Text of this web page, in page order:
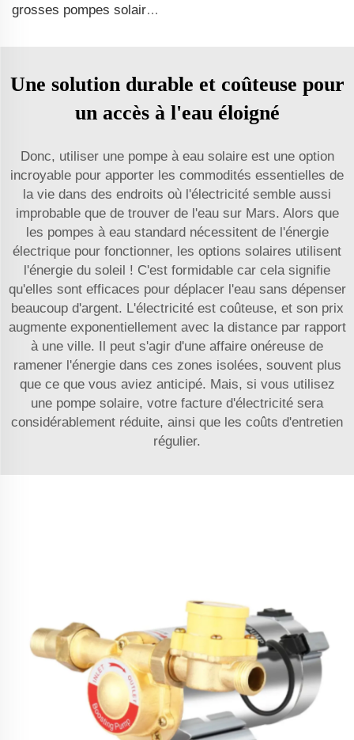
grosses pompes solaires pour puits d'eau
Une solution durable et coûteuse pour
un accès à l'eau éloigné
Donc, utiliser une pompe à eau solaire est une option
incroyable pour apporter les commodités essentielles de
la vie dans des endroits où l'électricité semble aussi
improbable que de trouver de l'eau sur Mars. Alors que
les pompes à eau standard nécessitent de l'énergie
électrique pour fonctionner, les options solaires utilisent
l'énergie du soleil ! C'est formidable car cela signifie
qu'elles sont efficaces pour déplacer l'eau sans dépenser
beaucoup d'argent. L'électricité est coûteuse, et son prix
augmente exponentiellement avec la distance par rapport
à une ville. Il peut s'agir d'une affaire onéreuse de
ramener l'énergie dans ces zones isolées, souvent plus
que ce que vous aviez anticipé. Mais, si vous utilisez
une pompe solaire, votre facture d'électricité sera
considérablement réduite, ainsi que les coûts d'entretien
régulier.